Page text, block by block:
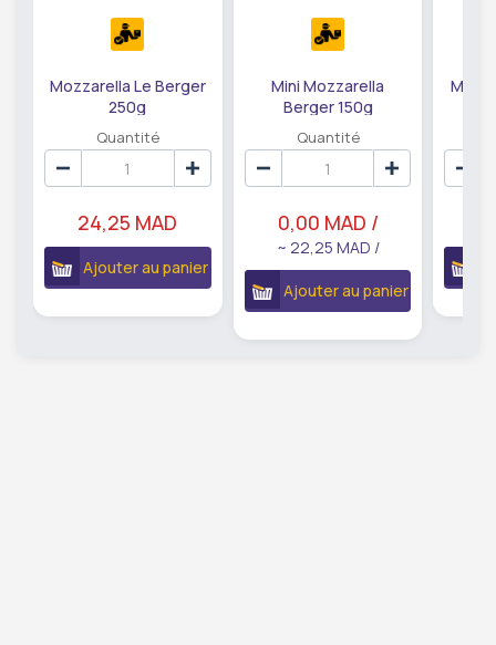
Mozzarella Le Berger
250g
Quantité
24,25 MAD
Ajouter au panier
Mini Mozzarella
Berger 150g
Quantité
0,00 MAD /
~ 22,25 MAD /
Ajouter au panier